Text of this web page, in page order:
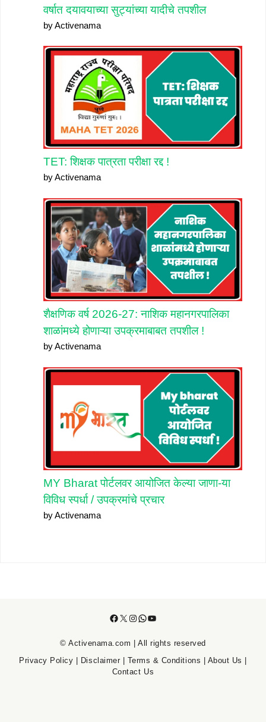
वर्षात दयावयाच्या सुट्यांच्या यादीचे तपशील
by Activenama
TET: शिक्षक पात्रता परीक्षा रद्द !
by Activenama
शैक्षणिक वर्ष 2026-27: नाशिक महानगरपालिका
शाळांमध्ये होणाऱ्या उपक्रमाबाबत तपशील !
by Activenama
MY Bharat पोर्टलवर आयोजित केल्या जाणा-या
विविध स्पर्धा / उपक्रमांचे प्रचार
by Activenama
Facebook
X Instagram
WhatsApp
YouTube
© Activenama.com | All rights reserved
Privacy Policy | Disclaimer | Terms & Conditions | About Us |
Contact Us